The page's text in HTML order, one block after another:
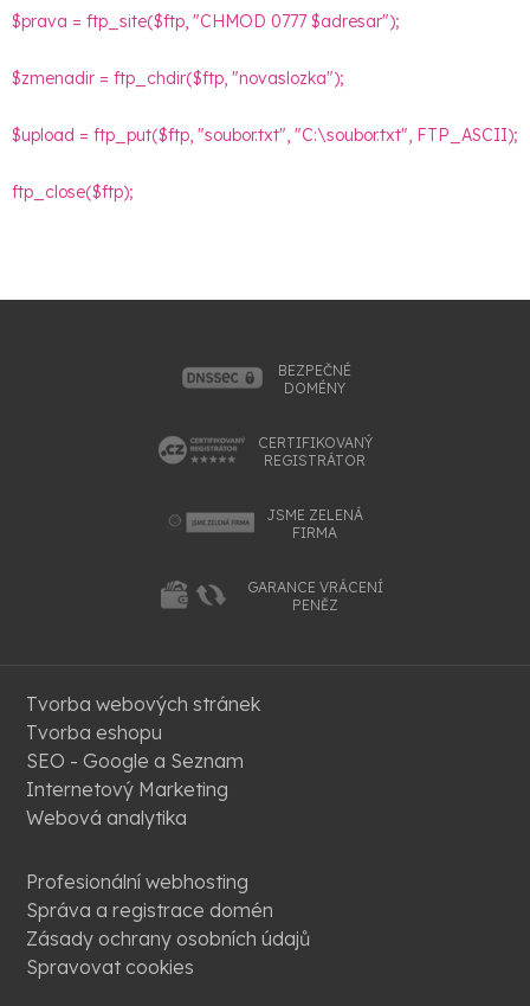
$prava = ftp_site($ftp, "CHMOD 0777 $adresar");
$zmenadir = ftp_chdir($ftp, "novaslozka");
$upload = ftp_put($ftp, "soubor.txt", "C:\soubor.txt", FTP_ASCII);
ftp_close($ftp);
BEZPEČNÉ
DOMÉNY
CERTIFIKOVANÝ
REGISTRÁTOR
JSME ZELENÁ
FIRMA
GARANCE VRÁCENÍ
PENĚZ
Tvorba webových stránek
Tvorba eshopu
SEO - Google a Seznam
Internetový Marketing
Webová analytika
Profesionální webhosting
Správa a registrace domén
Zásady ochrany osobních údajů
Spravovat cookies